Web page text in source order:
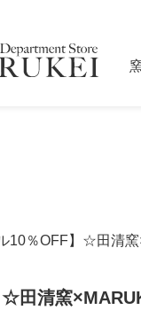
10％OFF】☆田清
☆田清窯